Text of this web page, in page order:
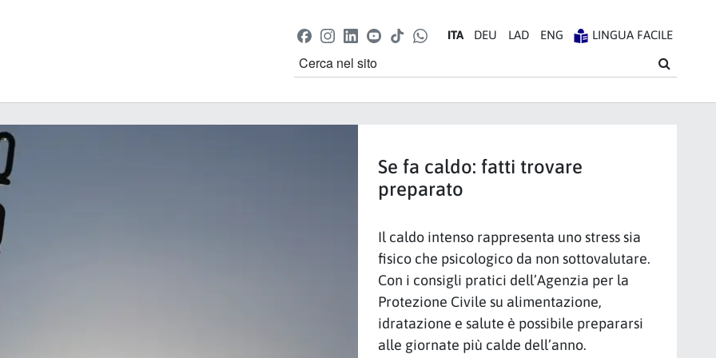
Seguici su
FacebookInstagram
LinkedInYouTube
TikTokWhatsApp
ITA DEU LAD ENG LINGUA FACILE
Cerca nel sito
Se fa caldo: fatti trovare
preparato
Il caldo intenso rappresenta uno stress sia
fisico che psicologico da non sottovalutare.
Con i consigli pratici dell’Agenzia per la
Protezione Civile su alimentazione,
idratazione e salute è possibile prepararsi
alle giornate più calde dell’anno.